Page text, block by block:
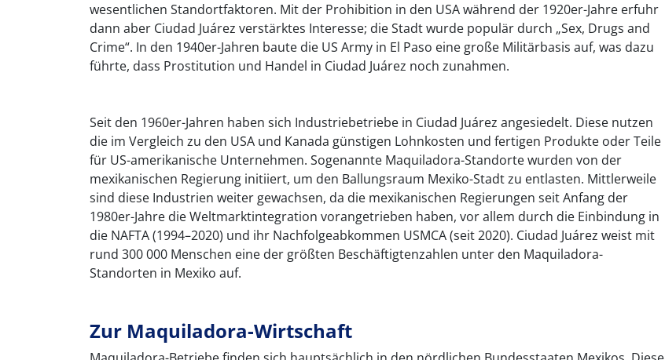
wesentlichen Standortfaktoren. Mit der Prohibition in den USA während der 1920er-Jahre erfuhr
dann aber Ciudad Juárez verstärktes Interesse; die Stadt wurde populär durch „Sex, Drugs and
Crime“. In den 1940er-Jahren baute die US Army in El Paso eine große Militärbasis auf, was dazu
führte, dass Prostitution und Handel in Ciudad Juárez noch zunahmen.
Seit den 1960er-Jahren haben sich Industriebetriebe in Ciudad Juárez angesiedelt. Diese nutzen
die im Vergleich zu den USA und Kanada günstigen Lohnkosten und fertigen Produkte oder Teile
für US-amerikanische Unternehmen. Sogenannte Maquiladora-Standorte wurden von der
mexikanischen Regierung initiiert, um den Ballungsraum Mexiko-Stadt zu entlasten. Mittlerweile
sind diese Industrien weiter gewachsen, da die mexikanischen Regierungen seit Anfang der
1980er-Jahre die Weltmarktintegration vorangetrieben haben, vor allem durch die Einbindung in
die NAFTA (1994–2020) und ihr Nachfolgeabkommen USMCA (seit 2020). Ciudad Juárez weist mit
rund 300 000 Menschen eine der größten Beschäftigtenzahlen unter den Maquiladora-
Standorten in Mexiko auf.
Zur Maquiladora-Wirtschaft